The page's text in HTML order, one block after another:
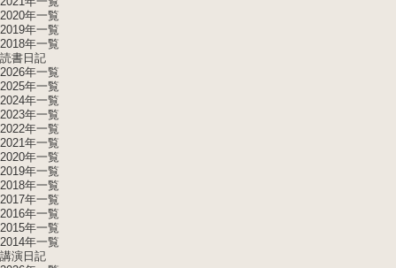
2020年一覧
2019年一覧
2018年一覧
読書日記
2026年一覧
2025年一覧
2024年一覧
2023年一覧
2022年一覧
2021年一覧
2020年一覧
2019年一覧
2018年一覧
2017年一覧
2016年一覧
2015年一覧
2014年一覧
講演日記